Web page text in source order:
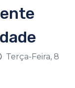
Terça-Feira, 8